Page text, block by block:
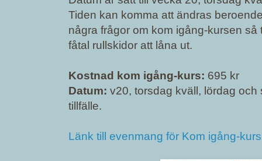
Tiden kan komma att ändras
några frågor om kom igång-kursen
fåtal rullskidor att låna ut.
Kostnad kom igång-kurs: 695 kr
Datum: v20, torsdag kväll, lördag
tillfälle.
Länk till evenmang för Kom igång-kurs